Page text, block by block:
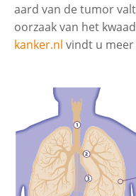
Meer
aard van de tumor
oorzaak van het
kanker.nl vindt u